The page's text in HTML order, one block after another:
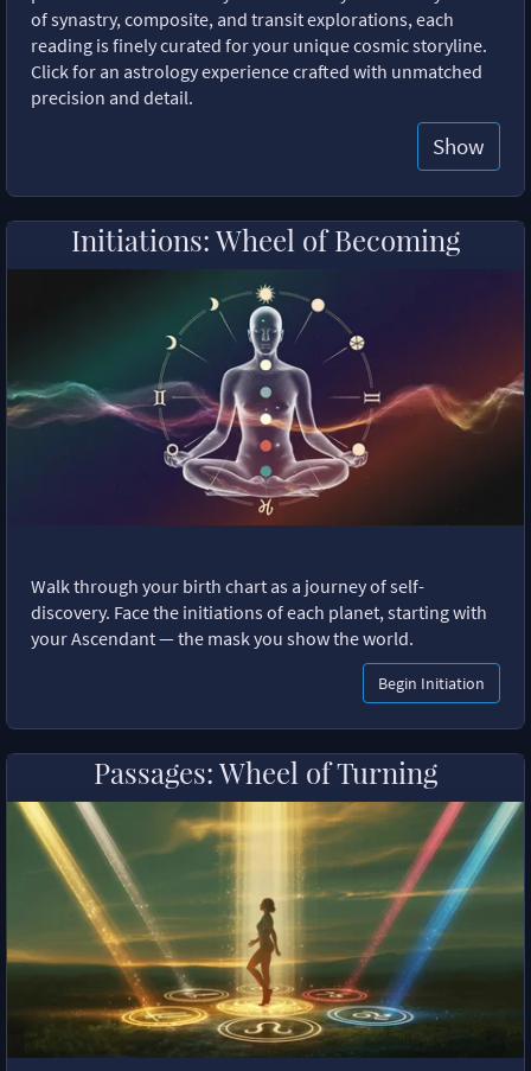
of synastry, composite, and transit explorations, each
reading is finely curated for your unique cosmic storyline.
Click for an astrology experience crafted with unmatched
precision and detail.
Show
Initiations: Wheel of Becoming
Walk through your birth chart as a journey of self-
discovery. Face the initiations of each planet, starting with
your Ascendant — the mask you show the world.
Begin Initiation
Passages: Wheel of Turning